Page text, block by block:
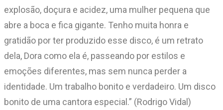
explosão, doçura e acidez, uma mulher pequena que
abre a boca e fica gigante. Tenho muita honra e
gratidão por ter produzido esse disco, é um retrato
dela, Dora como ela é, passeando por estilos e
emoções diferentes, mas sem nunca perder a
identidade. Um trabalho bonito e verdadeiro. Um disco
bonito de uma cantora especial.” (Rodrigo Vidal)